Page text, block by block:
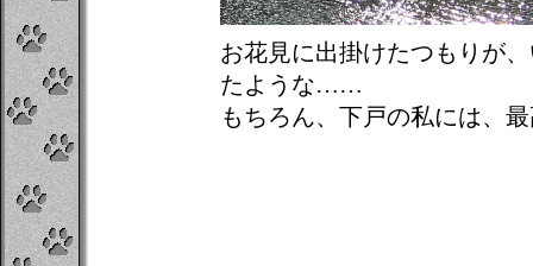
お花見に出掛けたつもりが
たような……
もちろん、下戸の私には、